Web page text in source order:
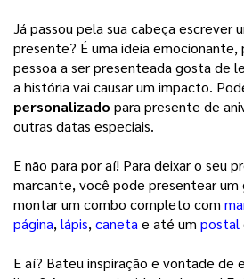
Já passou pela sua cabeça escrever
presente? É uma ideia
pessoa a ser presenteada gosta de
a história vai causar um impacto.
personalizado para presente de
outras datas especiais.
E não para por aí! Para deixar o seu
marcante, você pode presentear um
montar um combo completo com
página, lápis, canetae até um postal
E aí? Bateu inspiração e vontade de